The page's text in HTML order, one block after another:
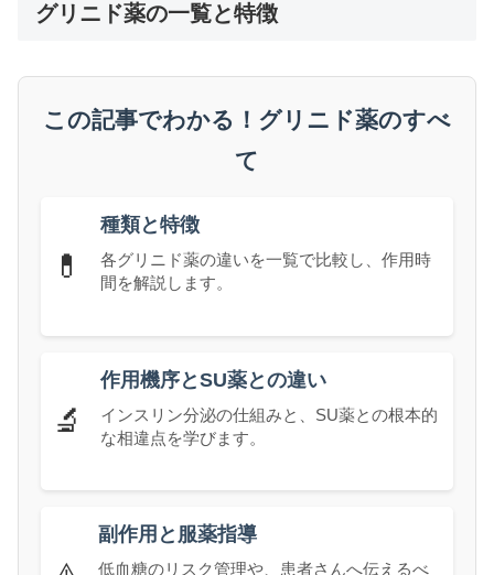
グリニド薬の一覧と特徴
この記事でわかる！グリニド薬のすべ
て
💊
種類と特徴
各グリニド薬の違いを一覧で比較し、作用時
間を解説します。
🔬
作用機序とSU薬との違い
インスリン分泌の仕組みと、SU薬との根本的
な相違点を学びます。
副作用と服薬指導
低血糖のリスク管理や、患者さんへ伝えるべ